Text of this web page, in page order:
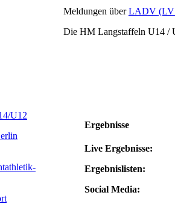
Meldungen überLADV (LV
Die HM Langstaffeln U14 /
Ergebnisse
Live Ergebnisse:
Ergebnislisten:
Social Media:
U12